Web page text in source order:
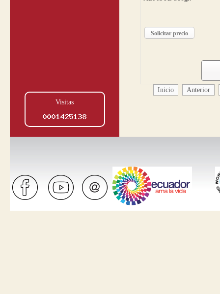
Solicitar precio
Inicio
Anterior
Visitas